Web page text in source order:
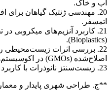
آب و خاک.
20. مهندسی ژنتیک گیاهان
اتمسفر.
21. کاربرد آنزیم‌های میکروبی
(Bioplastics).
22. بررسی اثرات زیست‌محیطی
اصلاح‌شده (GMOs) در اکوسیستم‌های طبیعی.
23. زیست‌سنتز نانوذرات با کاربرد در تصفیه پساب‌ها.
**ج. طراحی شهری پایدار و